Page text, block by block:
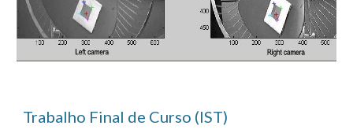
Trabalho Final de Curso (IST)